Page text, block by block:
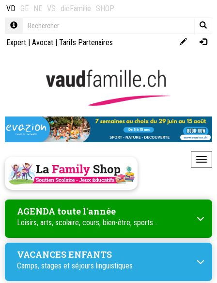
VD GE NE VS dieFamilie SHOP
Expert | Avocat | Tarifs Partenaires
AGENDA toute l'année
Loisirs, arts, scolaire, cours, bien-être, sports...
VACANCES ENFANTS
Camps, stages et séjours linguistiques